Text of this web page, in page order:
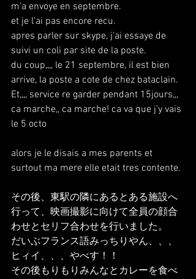
m'a envoye en septembre.
et je l'ai pas encore recu.
apres parler sur skype, j'ai essaye de
suivi un coli par site de la poste.
du coup,,,, le 21 septembre, il est bien
arrive, la poste a cote de chez bataclain.
Et,,,, service re garder pendant 15jours,,,
ca marche,, ca marche! ca va que j'y vais
le 5 octo
alors je le disais a mes parents et
surtout ma mere elle etait tres contente.
その後、東駅の隣にあるとある施設へ
行って、映画撮影に向けて全員の顔合
わせとセリフ合わせを行いました。
だいぶフランス語みっちりやん、、、
ヒィイ、、、やべす！！
その後もりもりみんなとカレーを食べ